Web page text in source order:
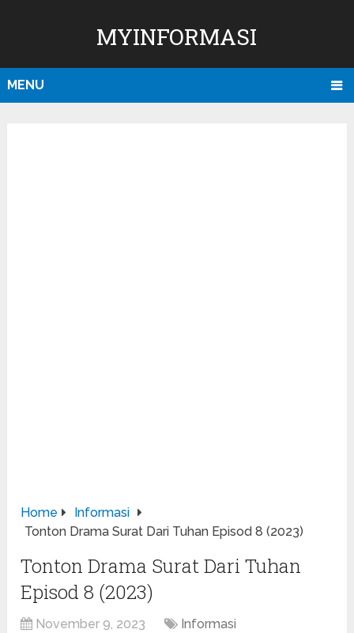
MYINFORMASI
MENU
Home
Informasi
Tonton Drama Surat Dari Tuhan Episod 8 (2023)
Tonton Drama Surat Dari Tuhan
Episod 8 (2023)
November 9, 2023 Informasi